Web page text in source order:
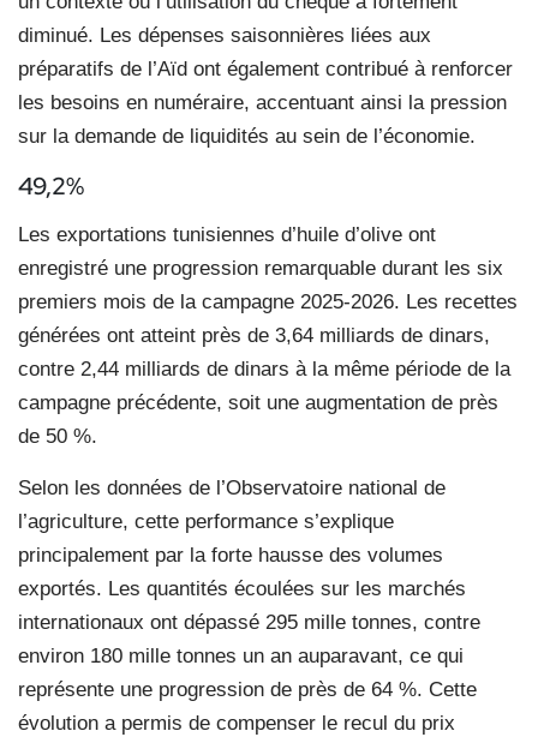
diminué. Les dépenses saisonnières liées aux
préparatifs de l’Aïd ont également contribué à renforcer
les besoins en numéraire, accentuant ainsi la pression
sur la demande de liquidités au sein de l’économie.
49,2%
Les exportations tunisiennes d’huile d’olive ont
enregistré une progression remarquable durant les six
premiers mois de la campagne 2025-2026. Les recettes
générées ont atteint près de 3,64 milliards de dinars,
contre 2,44 milliards de dinars à la même période de la
campagne précédente, soit une augmentation de près
de 50 %.
Selon les données de l’Observatoire national de
l’agriculture, cette performance s’explique
principalement par la forte hausse des volumes
exportés. Les quantités écoulées sur les marchés
internationaux ont dépassé 295 mille tonnes, contre
environ 180 mille tonnes un an auparavant, ce qui
représente une progression de près de 64 %. Cette
évolution a permis de compenser le recul du prix